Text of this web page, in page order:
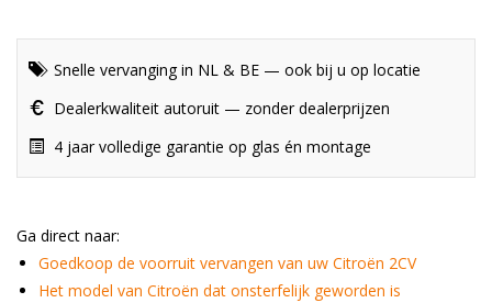
Snelle vervanging in NL & BE — ook bij u op locatie
Dealerkwaliteit autoruit — zonder dealerprijzen
4 jaar volledige garantie op glas én montage
Ga direct naar:
Goedkoop de voorruit vervangen van uw Citroën 2CV
Het model van Citroën dat onsterfelijk geworden is